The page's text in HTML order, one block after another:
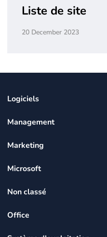
Liste de site
20 December 2023
Logiciels
Management
Marketing
Microsoft
Non classé
Office